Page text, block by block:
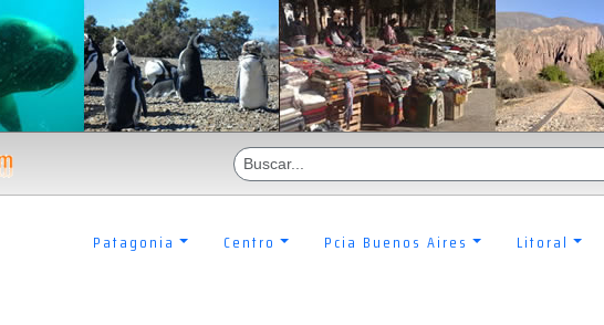
Patagonia Centro Pcia Buenos Aires Litoral